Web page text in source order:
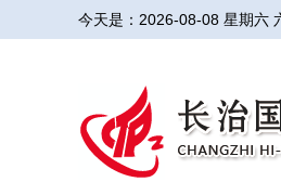
今天是： 2026-08-08 星期六